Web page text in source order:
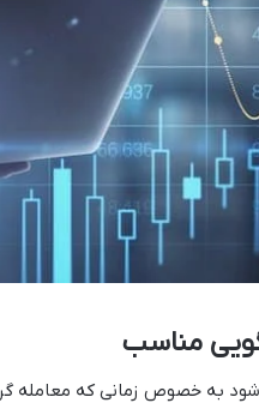
مناسب
به خصوص زمانی که معامله